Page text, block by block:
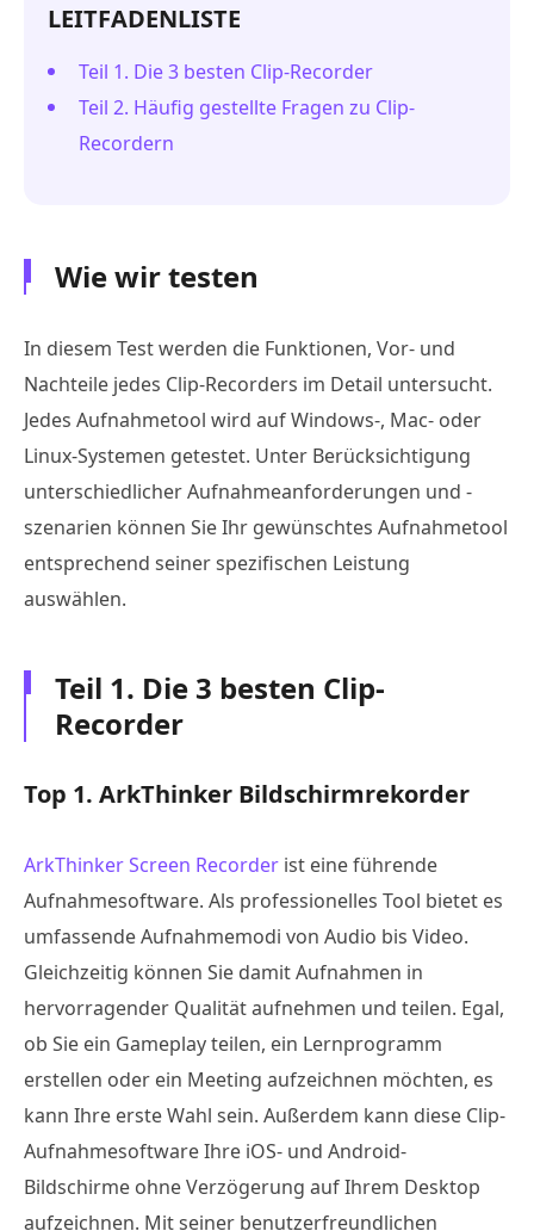
LEITFADENLISTE
Teil 1. Die 3 besten Clip-Recorder
Teil 2. Häufig gestellte Fragen zu Clip-
Recordern
Wie wir testen
In diesem Test werden die Funktionen, Vor- und
Nachteile jedes Clip-Recorders im Detail untersucht.
Jedes Aufnahmetool wird auf Windows-, Mac- oder
Linux-Systemen getestet. Unter Berücksichtigung
unterschiedlicher Aufnahmeanforderungen und -
szenarien können Sie Ihr gewünschtes Aufnahmetool
entsprechend seiner spezifischen Leistung
auswählen.
Teil 1. Die 3 besten Clip-
Recorder
Top 1. ArkThinker Bildschirmrekorder
ArkThinker Screen Recorder ist eine führende
Aufnahmesoftware. Als professionelles Tool bietet es
umfassende Aufnahmemodi von Audio bis Video.
Gleichzeitig können Sie damit Aufnahmen in
hervorragender Qualität aufnehmen und teilen. Egal,
ob Sie ein Gameplay teilen, ein Lernprogramm
erstellen oder ein Meeting aufzeichnen möchten, es
kann Ihre erste Wahl sein. Außerdem kann diese Clip-
Aufnahmesoftware Ihre iOS- und Android-
Bildschirme ohne Verzögerung auf Ihrem Desktop
aufzeichnen. Mit seiner benutzerfreundlichen